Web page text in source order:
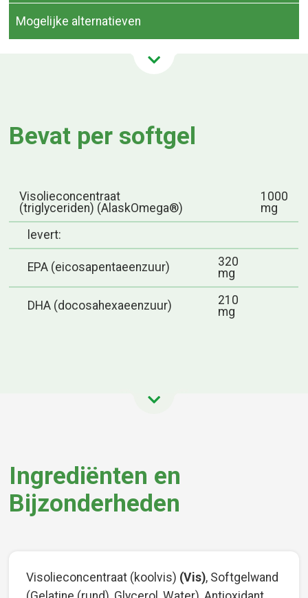
Mogelijke alternatieven
Bevat per softgel
Visolieconcentraat
(triglyceriden) (AlaskOmega®)
1000
mg
levert:
EPA (eicosapentaeenzuur)
320
mg
DHA (docosahexaeenzuur)
210
mg
Ingrediënten en
Bijzonderheden
Visolieconcentraat (koolvis) (Vis), Softgelwand